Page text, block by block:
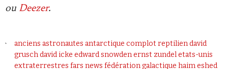
ou Deezer.
anciens astronautes antarctique complot reptiliendavid
gruschdavid icke edward snowdenernst zundeletats-unis
extraterrestres fars news fédération galactique haim eshed